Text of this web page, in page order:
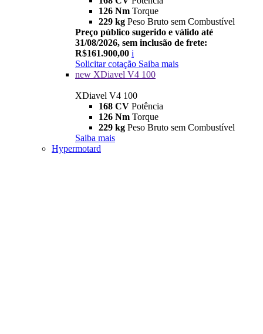
126 Nm Torque
229 kg Peso Bruto sem Combustível
Preço público sugerido e válido até
31/08/2026, sem inclusão de frete:
R$161.900,00 i
Solicitar cotação Saiba mais
new XDiavel V4 100
XDiavel V4 100
168 CV Potência
126 Nm Torque
229 kg Peso Bruto sem Combustível
Saiba mais
Hypermotard